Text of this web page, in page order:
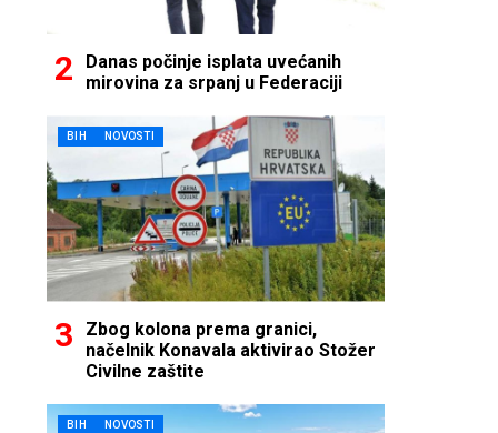
Danas počinje isplata uvećanih
mirovina za srpanj u Federaciji
BIH NOVOSTI
Zbog kolona prema granici,
načelnik Konavala aktivirao Stožer
Civilne zaštite
BIH NOVOSTI